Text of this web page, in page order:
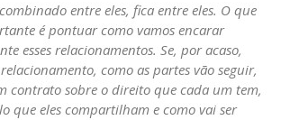
entre eles, fica entre eles. O que
é pontuar como vamos encarar
esses relacionamentos. Se, por acaso,
como as partes vão seguir,
contrato sobre o direito que cada um tem,
que eles compartilham e como vai ser